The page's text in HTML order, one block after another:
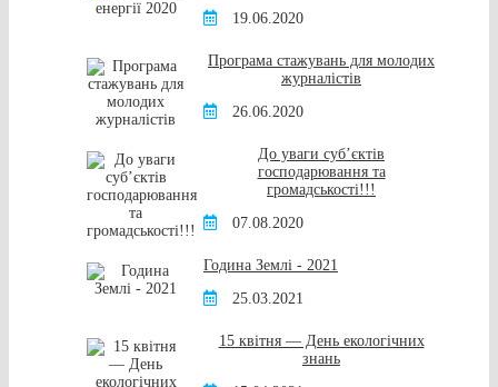
19.06.2020
Програма стажувань для молодих
журналістів
26.06.2020
До уваги суб’єктів
господарювання та
громадськості!!!
07.08.2020
Година Землі - 2021
25.03.2021
15 квітня — День екологічних
знань